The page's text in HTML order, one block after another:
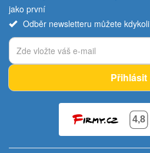
jako první
Odběr newsletteru můžete
Přihlásit